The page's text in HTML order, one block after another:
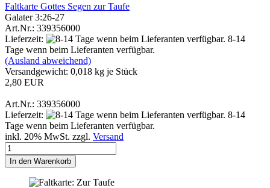
Faltkarte Gottes Segen zur Taufe
Galater 3:26-27
Art.Nr.: 339356000
Lieferzeit:
8-14
Tage wenn beim Lieferanten verfügbar.
(Ausland abweichend)
Versandgewicht: 0,018 kg je Stück
2,80 EUR
Art.Nr.: 339356000
Lieferzeit:
8-14
Tage wenn beim Lieferanten verfügbar.
inkl. 20% MwSt. zzgl. Versand
In den Warenkorb